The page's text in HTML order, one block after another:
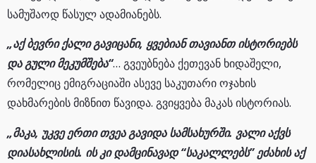
სამუშაოდ წასულ ადამიანებს.
„აქ ბევრი ქალი გავიცანი, ყვებიან თავიანთ ისტორიებს
და გული მეკუმშება“… გვეუბნება ქეთევან ხიდაშელი,
რომელიც ემიგრაციაში ასევე საკუთარი ოჯახის
დახმარების მიზნით წავიდა. გვიყვება მაკას ისტორიას.
„მაკა, უკვე ერთი თვეა გავიდა სამსახურში. ვალი აქვს
დიასახლისის. ის კი დამცინავად “საკალლებს” ეძახის აქ